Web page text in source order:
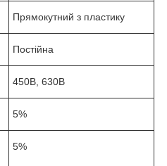
Прямокутний з пластику
Постійна
450В, 630В
5%
5%